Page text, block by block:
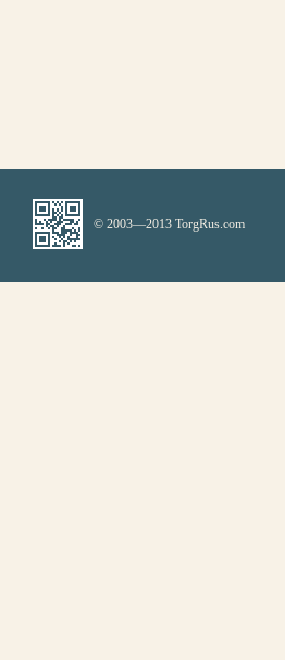
© 2003—2013 TorgRus.com